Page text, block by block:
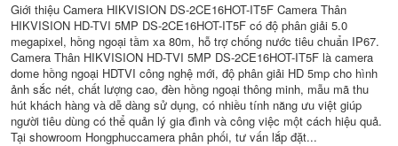
Giới thiệu Camera HIKVISION DS-2CE16HOT-IT5F Camera Thân
HIKVISION HD-TVI 5MP DS-2CE16HOT-IT5F có độ phân giải 5.0
megapixel, hồng ngoại tầm xa 80m, hỗ trợ chống nước tiêu chuẩn IP67.
Camera Thân HIKVISION HD-TVI 5MP DS-2CE16HOT-IT5F là camera
dome hồng ngoại HDTVI công nghệ mới, độ phân giải HD 5mp cho hình
ảnh sắc nét, chất lượng cao, đèn hồng ngoại thông minh, mẫu mã thu
hút khách hàng và dễ dàng sử dụng, có nhiều tính năng ưu việt giúp
người tiêu dùng có thể quản lý gia đình và công việc một cách hiệu quả.
Tại showroom Hongphuccamera phân phối, tư vấn lắp đặt...